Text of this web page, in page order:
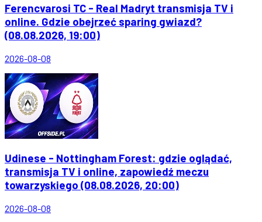
Ferencvarosi TC - Real Madryt transmisja TV i
online. Gdzie obejrzeć sparing gwiazd?
(08.08.2026, 19:00)
2026-08-08
Udinese - Nottingham Forest: gdzie oglądać,
transmisja TV i online, zapowiedź meczu
towarzyskiego (08.08.2026, 20:00)
2026-08-08